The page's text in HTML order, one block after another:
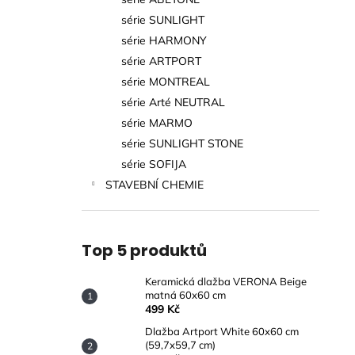
série SUNLIGHT
série HARMONY
série ARTPORT
série MONTREAL
série Arté NEUTRAL
série MARMO
série SUNLIGHT STONE
série SOFIJA
STAVEBNÍ CHEMIE
Top 5 produktů
Keramická dlažba VERONA Beige
matná 60x60 cm
499 Kč
Dlažba Artport White 60x60 cm
(59,7x59,7 cm)
499 Kč